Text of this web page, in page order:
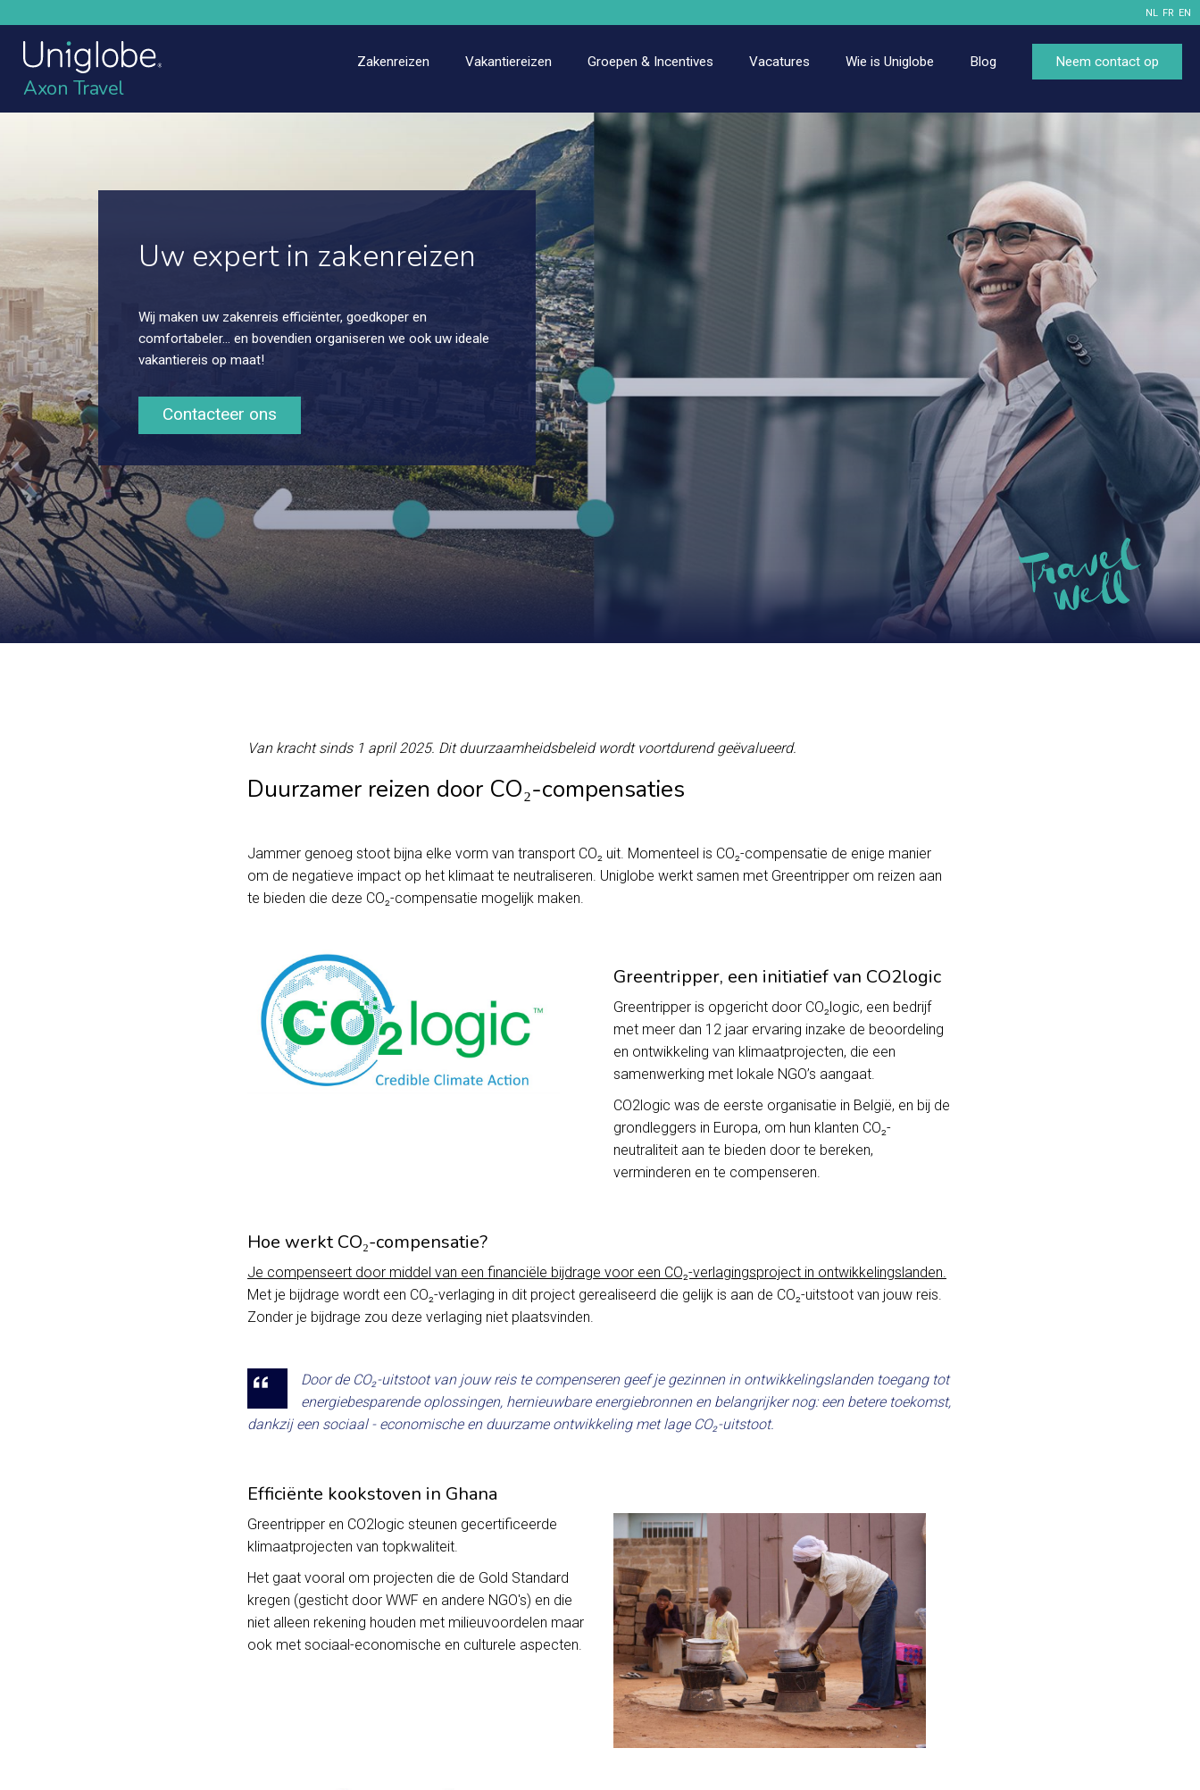
NL FR EN
Axon Travel
Zakenreizen Vakantiereizen Groepen & Incentives Vacatures Wie is Uniglobe Blog Neem contact op
Uw expert in zakenreizen
Wij maken uw zakenreis efficiënter, goedkoper en
comfortabeler… en bovendien organiseren we ook uw ideale
vakantiereis op maat!
Contacteer ons
Van kracht sinds 1 april 2025. Dit duurzaamheidsbeleid wordt voortdurend geëvalueerd.
Duurzamer reizen door CO₂-compensaties
Jammer genoeg stoot bijna elke vorm van transport CO₂ uit. Momenteel is CO₂-compensatie de enige manier
om de negatieve impact op het klimaat te neutraliseren. Uniglobe werkt samen met Greentripper om reizen aan
te bieden die deze CO₂-compensatie mogelijk maken.
Greentripper, een initiatief van CO2logic
Greentripper is opgericht door CO₂logic, een bedrijf
met meer dan 12 jaar ervaring inzake de beoordeling
en ontwikkeling van klimaatprojecten, die een
samenwerking met lokale NGO’s aangaat.
CO2logic was de eerste organisatie in België, en bij de
grondleggers in Europa, om hun klanten CO₂-
neutraliteit aan te bieden door te bereken,
verminderen en te compenseren.
Hoe werkt CO₂-compensatie?
Je compenseert door middel van een financiële bijdrage voor een CO₂-verlagingsproject in ontwikkelingslanden.
Met je bijdrage wordt een CO₂-verlaging in dit project gerealiseerd die gelijk is aan de CO₂-uitstoot van jouw reis.
Zonder je bijdrage zou deze verlaging niet plaatsvinden.
Door de CO₂-uitstoot van jouw reis te compenseren geef je gezinnen in ontwikkelingslanden toegang tot
energiebesparende oplossingen, hernieuwbare energiebronnen en belangrijker nog: een betere toekomst,
dankzij een sociaal - economische en duurzame ontwikkeling met lage CO₂-uitstoot.
Efficiënte kookstoven in Ghana
Greentripper en CO2logic steunen gecertificeerde
klimaatprojecten van topkwaliteit.
Het gaat vooral om projecten die de Gold Standard
kregen (gesticht door WWF en andere NGO's) en die
niet alleen rekening houden met milieuvoordelen maar
ook met sociaal-economische en culturele aspecten.